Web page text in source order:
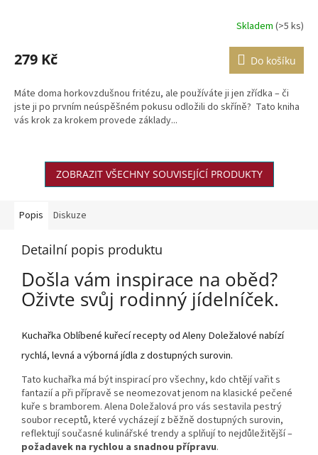
Skladem (>5 ks)
279 Kč Do košíku
Máte doma horkovzdušnou fritézu, ale používáte ji jen zřídka – či
jste ji po prvním neúspěšném pokusu odložili do skříně? Tato kniha
vás krok za krokem provede základy...
ZOBRAZIT VŠECHNY SOUVISEJÍCÍ PRODUKTY
Popis Diskuze
Detailní popis produktu
Došla vám inspirace na oběd?
Oživte svůj rodinný jídelníček.
Kuchařka Oblíbené kuřecí recepty od Aleny Doležalové nabízí
rychlá, levná a výborná jídla z dostupných surovin.
Tato kuchařka má být inspirací pro všechny, kdo chtějí vařit s
fantazií a při přípravě se neomezovat jenom na klasické pečené
kuře s bramborem. Alena Doležalová pro vás sestavila pestrý
soubor receptů, které vycházejí z běžně dostupných surovin,
reflektují současné kulinářské trendy a splňují to nejdůležitější –
požadavek na rychlou a snadnou přípravu.